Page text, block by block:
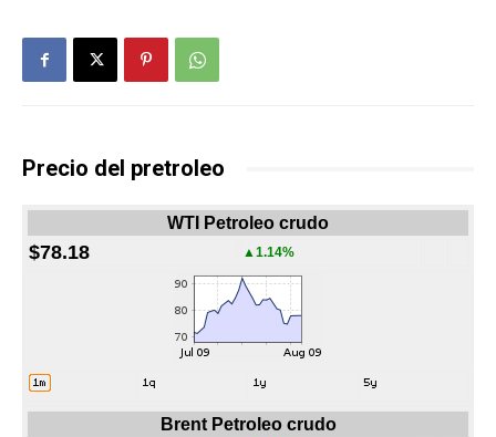
Precio del pretroleo
WTI Petroleo crudo
$78.18 ▲1.14%
Brent Petroleo crudo